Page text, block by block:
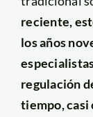
reciente,
los años
regulación
tiempo, casi